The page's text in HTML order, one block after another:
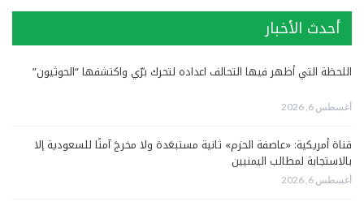
أحدث الأخبار
اللحظة التي أظهر فيها التحالف اعداده لتحرك برّي واكتشفها “الحوثيون”
أغسطس 6, 2026
قناة أمريكية: «عاصفة الحزم» ثانية مستبعَدة ولا مخرجَ آمنًا للسعودية إلا
بالاستجابة لمطالب اليمنيين
أغسطس 6, 2026